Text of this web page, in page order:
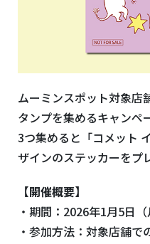
ムーミンスポット対象店
タンプを集めるキャンペ
3つ集めると「コメット
ザインのステッカーをプ
【開催概要】
・期間：2026年1月5日
・参加方法：対象店舗